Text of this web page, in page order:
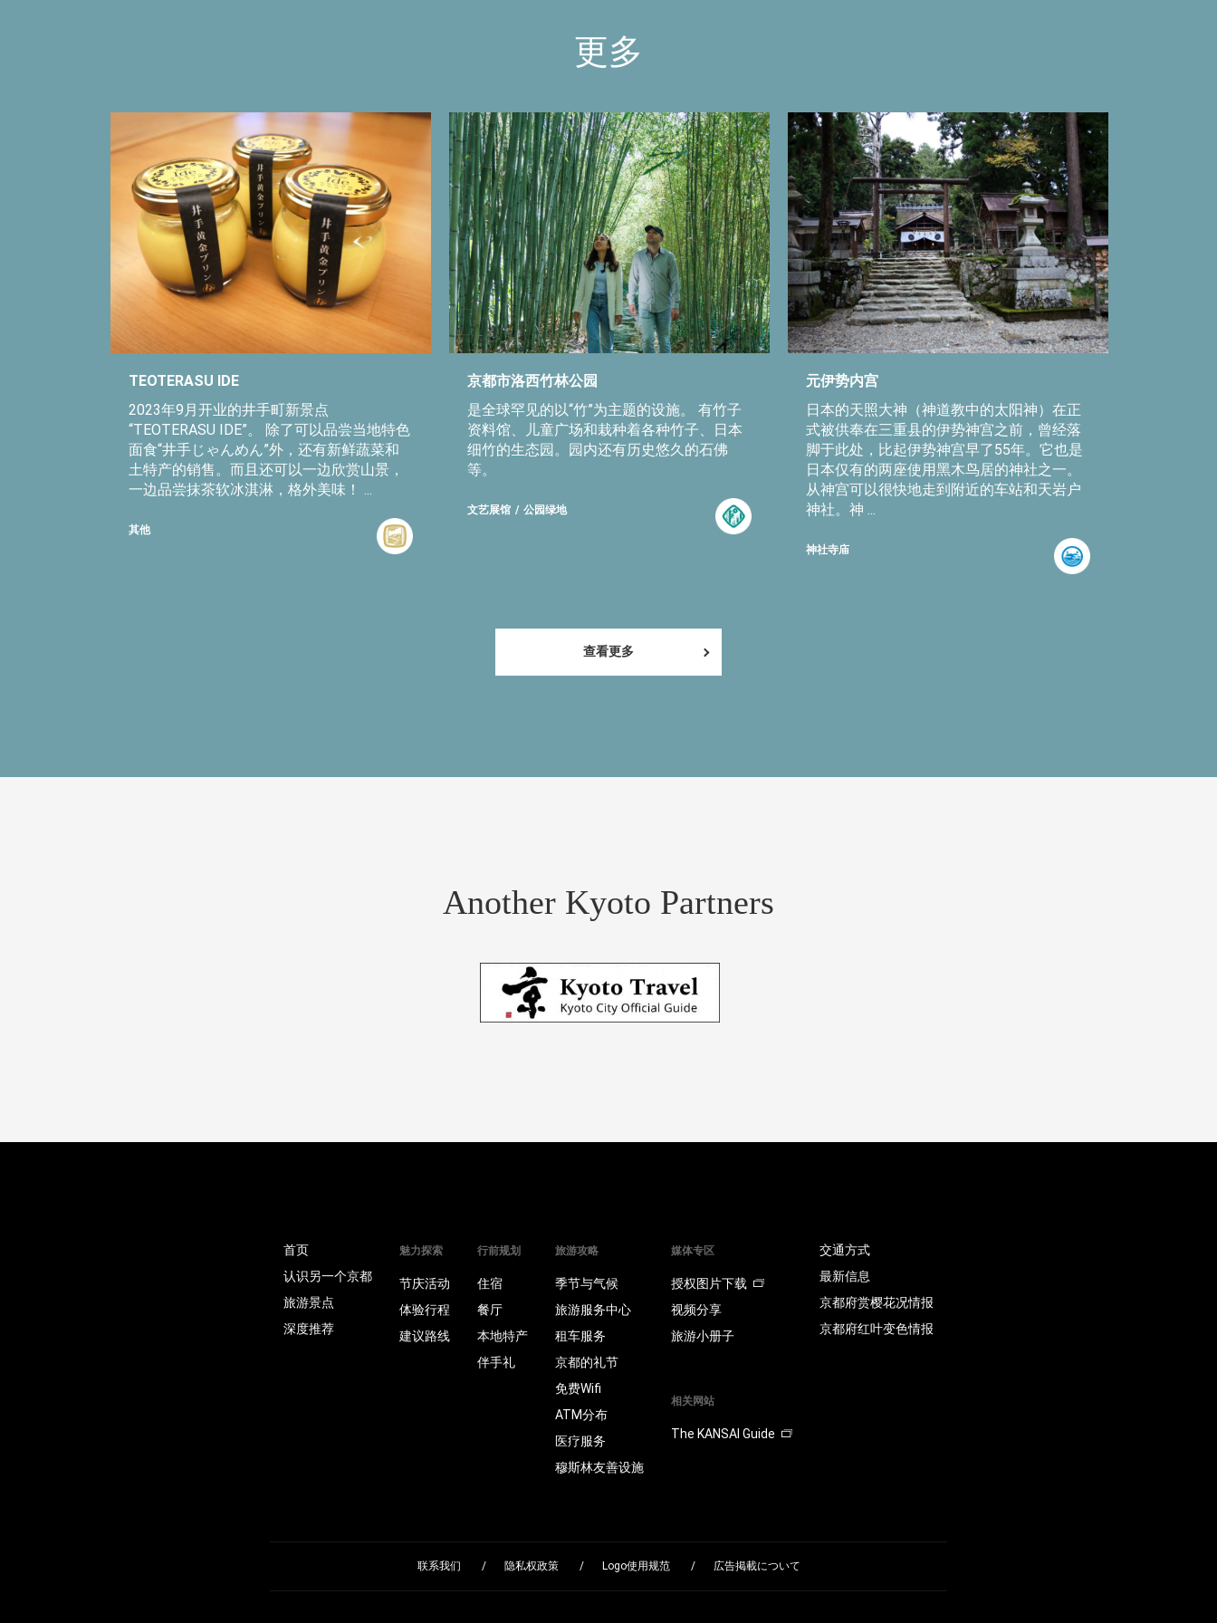
更多
TEOTERASU IDE
2023年9月开业的井手町新景点
“TEOTERASU IDE”。 除了可以品尝当地特色
面食“井手じゃんめん”外，还有新鲜蔬菜和
土特产的销售。而且还可以一边欣赏山景，
一边品尝抹茶软冰淇淋，格外美味！ ...
其他
京都市洛西竹林公园
是全球罕见的以“竹”为主题的设施。 有竹子
资料馆、儿童广场和栽种着各种竹子、日本
细竹的生态园。园内还有历史悠久的石佛
等。
文艺展馆 公园绿地
元伊势内宫
日本的天照大神（神道教中的太阳神）在正
式被供奉在三重县的伊势神宫之前，曾经落
脚于此处，比起伊势神宫早了55年。它也是
日本仅有的两座使用黑木鸟居的神社之一。
从神宫可以很快地走到附近的车站和天岩户
神社。神 ...
神社寺庙
查看更多
Another Kyoto Partners
首页
认识另一个京都
旅游景点
深度推荐
魅力探索
节庆活动
体验行程
建议路线
行前规划
住宿
餐厅
本地特产
伴手礼
旅游攻略
季节与气候
旅游服务中心
租车服务
京都的礼节
免费Wifi
ATM分布
医疗服务
穆斯林友善设施
媒体专区
授权图片下载
视频分享
旅游小册子
相关网站
The KANSAI Guide
交通方式
最新信息
京都府赏樱花况情报
京都府红叶变色情报
联系我们 隐私权政策 Logo使用规范 広告掲載について